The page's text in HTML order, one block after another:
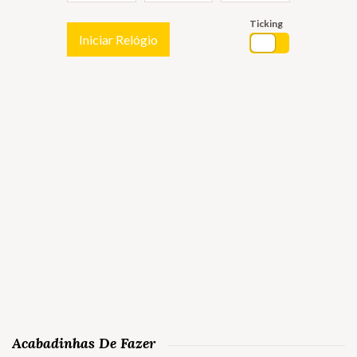
Iniciar Relógio
Ticking
Acabadinhas De Fazer